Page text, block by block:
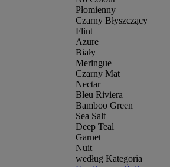
Płomienny
Czarny Błyszczący
Flint
Azure
Biały
Meringue
Czarny Mat
Nectar
Bleu Riviera
Bamboo Green
Sea Salt
Deep Teal
Garnet
Nuit
według Kategoria